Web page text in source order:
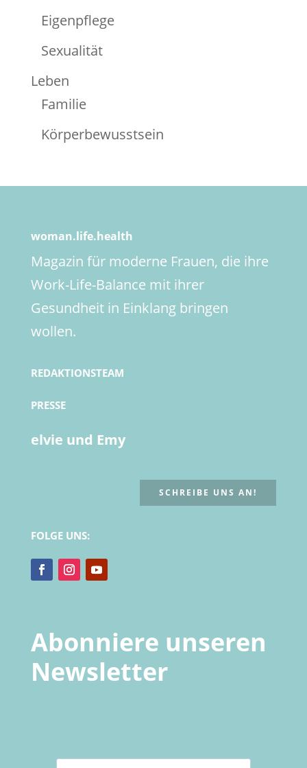
Eigenpflege
Sexualität
Leben
Familie
Körperbewusstsein
woman.life.health
Magazin für moderne Frauen, die ihre
Work-Life-Balance mit ihrer
Gesundheit in Einklang bringen
wollen.
REDAKTIONSTEAM
PRESSE
elvie und Emy
SCHREIBE UNS AN!
FOLGE UNS:
Abonniere unseren
Newsletter